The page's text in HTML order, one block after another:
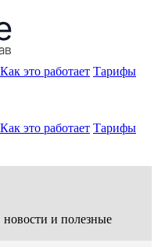
Как это работает Тарифы
Как это работает Тарифы
и полезные